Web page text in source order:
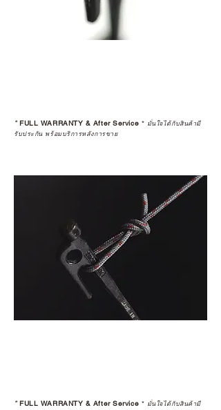
https://www.campstudio.co.th/
*FULL WARRANTY & After Service * มั่นใจได้กับสินค้ามี
รับประกัน พร้อมบริการหลังการขาย
*FULL WARRANTY & After Service * มั่นใจได้กับสินค้ามี